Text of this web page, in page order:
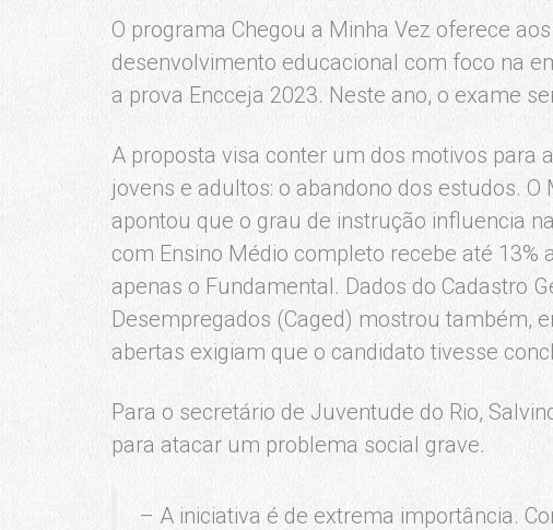
O programa Chegou a Minha Vez oferece
desenvolvimento educacional com foco na
a prova Encceja 2023. Neste ano, o exame
A proposta visa conter um dos motivos para
jovens e adultos: o abandono dos estudos. O
apontou que o grau de instrução influencia
com Ensino Médio completo recebe até
apenas o Fundamental. Dados do Cadastro
Desempregados (Caged) mostrou também,
abertas exigiam que o candidato tivesse
Para o secretário de Juventude do Rio,
para atacar um problema social grave.
– A iniciativa é de extrema importância.